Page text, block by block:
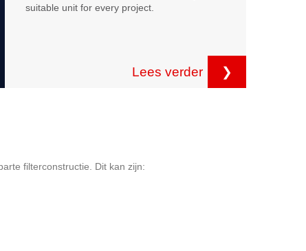
suitable unit for every project.
Lees verder ❯
filterconstructie. Dit kan zijn: